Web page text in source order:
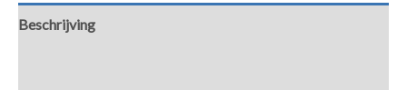
Beschrijving